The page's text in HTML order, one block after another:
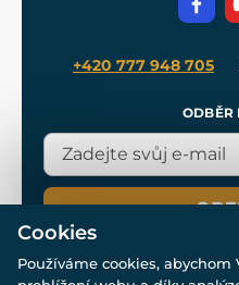
+420 777 948 705
ODBĚR
Cookies
Používáme cookies,